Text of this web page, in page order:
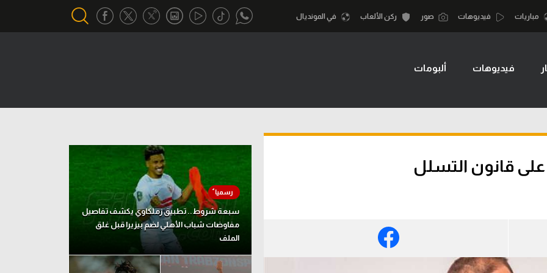
الكرة الإفريقية
الدوري الإنجليزي
كرة السلة الأمريكية
كرة سلة
رياضة نسائية
تحقيق في الجول
تقرير في الجول
تحليل في الجول
حكايات في الجول
كويز في الجول
فيديو في الجول
مباريات فيديوهات صور ركن الألعاب في المونديال
فيديوهات ألبومات
قانون التسلل
سبعة شروط.. تطبيق زملكاوي يكشف تفاصيل
مفاوضات شباب الأهلي لضم بيزيرا قبل غلق
الملف